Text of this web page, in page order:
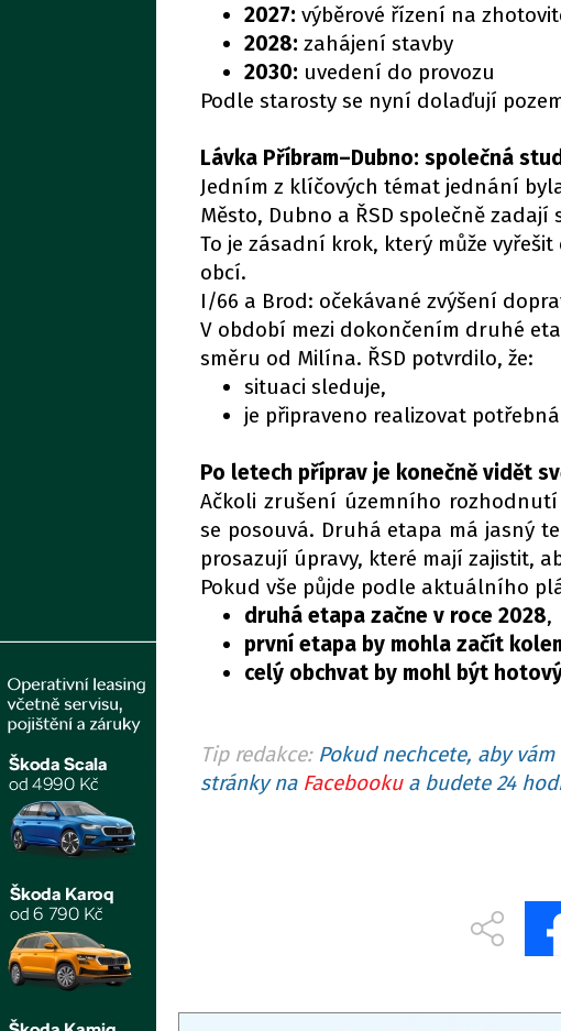
2027: výběrové řízení na
2028: zahájení stavby
2030: uvedení do provozu
Podle starosty se nyní dolaďují
Lávka Příbram–Dubno: společná
Jedním z klíčových témat jednání
Město, Dubno a ŘSD společně
To je zásadní krok, který může
obcí.
I/66 a Brod: očekávané zvýšení
V období mezi dokončením druhé
směru od Milína. ŘSD potvrdilo, že:
situaci sleduje,
je připraveno realizovat
Po letech příprav je konečně vidět
Ačkoli zrušení územního
se posouvá. Druhá etapa má jasný
prosazují úpravy, které mají zajistit,
Pokud vše půjde podle aktuálního
druhá etapa začne v roce 2028,
první etapa by mohla začít
celý obchvat by mohl být
Tip redakce: Pokud nechcete, aby
stránky na Facebookua budete 24